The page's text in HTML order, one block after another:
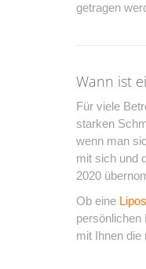
getragen
Wann ist
Für viele
starken
wenn man
mit sich und
2020
Ob eine
persönlichen
mit Ihnen die